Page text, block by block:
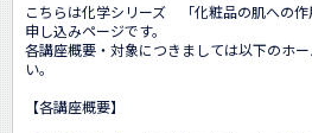
こちらは化学シリーズ　「化粧品の肌への
申し込みページです。
各講座概要・対象につきましては以下のホ
い。
【各講座概要】